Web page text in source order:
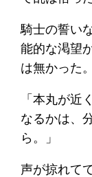
騎士の誓い
能的な渇望
は無かった。
「本丸が近
なるかは、
ら。」
声が掠れて